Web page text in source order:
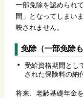
一部免除を認められ
間」となってしまい
映されません。
免除（一部免除
受給資格期間とし
された保険料の納
将来、老齢基礎年金